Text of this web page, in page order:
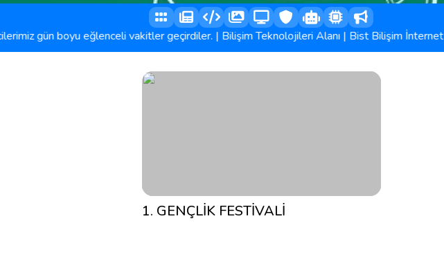
gün boyu eğlenceli vakitler geçirdiler.|Bilişim Teknolojileri Alanı|Bist Bilişim İnternet
1. GENÇLİK FESTİVALİ